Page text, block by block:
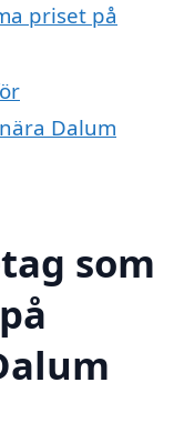
priset på
Dalum
som